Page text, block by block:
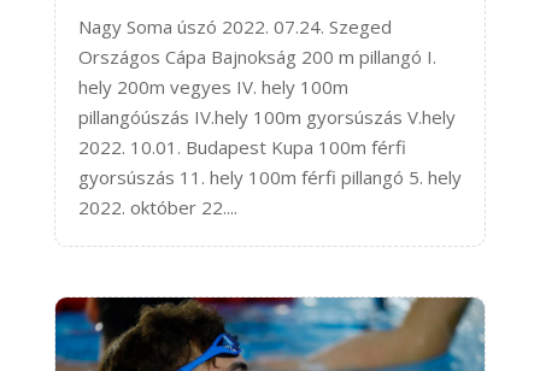
Nagy Soma úszó 2022. 07.24. Szeged
Országos Cápa Bajnokság 200 m pillangó I.
hely 200m vegyes IV. hely 100m
pillangóúszás IV.hely 100m gyorsúszás V.hely
2022. 10.01. Budapest Kupa 100m férfi
gyorsúszás 11. hely 100m férfi pillangó 5. hely
2022. október 22....